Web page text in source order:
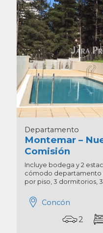
Departamento
Montemar –
Comisión
Incluye bodega y 2
cómodo departamento
por piso, 3 dormitorios,
Concón
2